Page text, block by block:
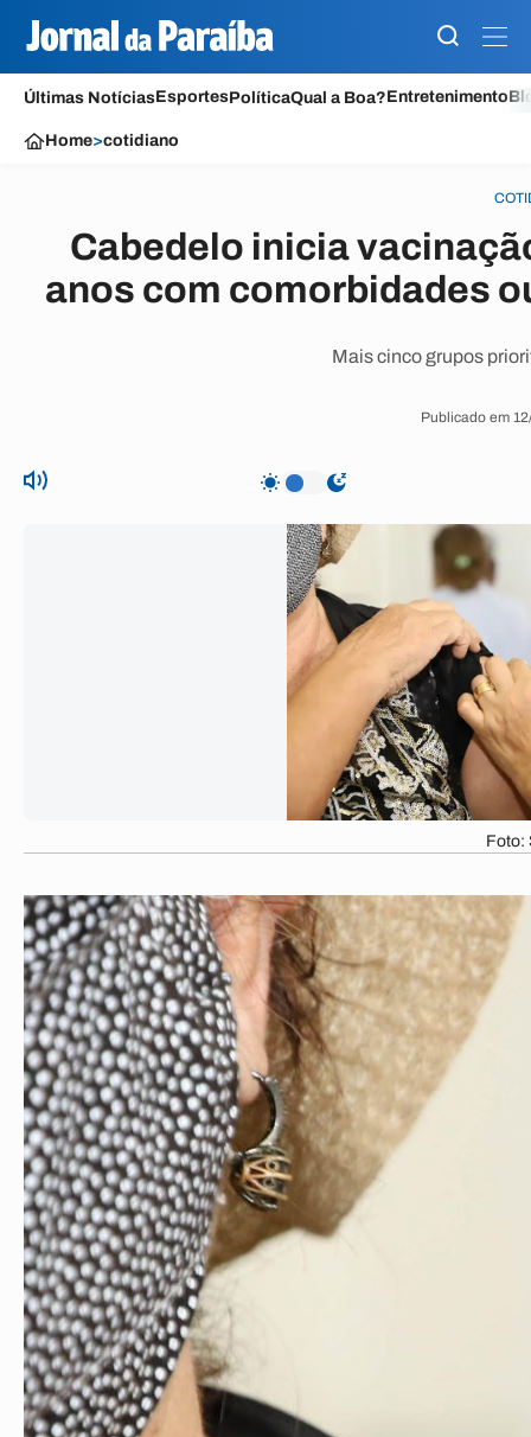
Últimas NotíciasEsportesPolíticaQual a Boa?Entretenimento
Home>cotidiano
Cabedelo inicia
anos com comorbidades
Mais cinco grupos
Publicado em
Foto: